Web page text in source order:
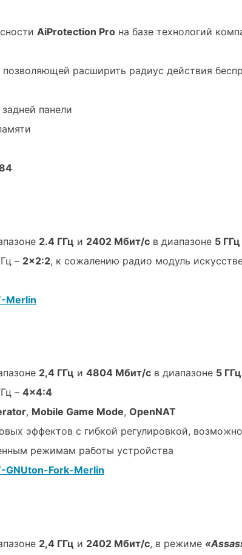
AiProtection Pro на базе технологий
позволяющей расширить радиус действия
панели
2.4 ГГц и 2402 Мбит/с в диапазоне 5 ГГц
– 2×2:2, к сожалению радио модуль
Merlin
2,4 ГГц и4804 Мбит/с в диапазоне 5 ГГц
–4×4:4
, Mobile Game Mode,OpenNAT
эффектов с гибкой регулировкой,
режимам работы устройства
GNUton-Fork-Merlin
2,4 ГГц и 2402 Мбит/с, в режиме